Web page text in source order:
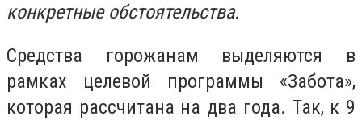
конкретные обстоятельства.
Средства горожанам выделяются в
рамках целевой программы «Забота»,
которая рассчитана на два года. Так, к 9